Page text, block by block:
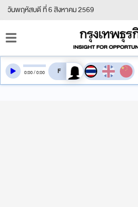
วันพฤหัสบดี ที่ 6 สิงหาคม 2569
0:00/0:00 สลับเสียงอ่าน